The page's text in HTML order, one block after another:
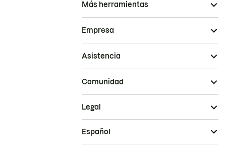
Más herramientas
Empresa
Asistencia
Comunidad
Legal
Español